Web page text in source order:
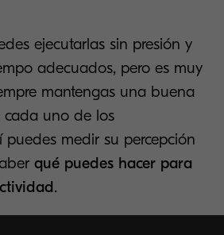
ejecutarlas sin presión y
adecuados, pero es muy
mantengas una buena
cada uno de los
puedes medir su percepción
qué puedes hacer para
.